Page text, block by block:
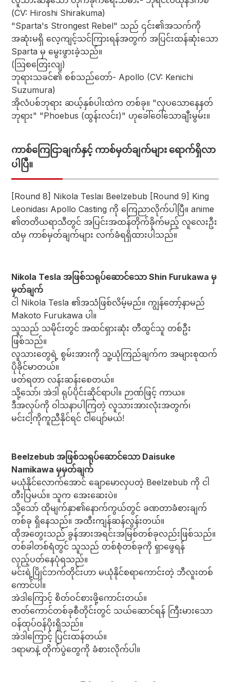
(CV: Hiroshi Shirakuma)
"Sparta's Strongest Rebel" သည် ၎င်း၏အသက်ကို
အဆုံးမရှိ လေ့ကျင့်သင်ကြားရန်အတွက် အပြင်းထန်ဆုံးသော
Sparta မှ မွေးဖွားခဲ့သည်။
(သြစတြေးလျ)
ဘုရားသခင်၏ စစ်သည်တော်- Apollo (CV: Kenichi
Suzumura)
အိုလံပစ်ဘုရား ဆယ့်နှစ်ပါးထဲက တစ်ခု။ "လှပသောနေနတ်
ဘုရား" "Phoebus (ထွန်းလင်း)" ဟုခေါ်ဝေါ်သောချီးမွမ်း။
ကာစ်ကြေငြာချက်နှင့် ကာစ်မှတ်ချက်များ ရောက်ရှိလာ
ပါပြီ။
[Round 8] Nikola Tesla၊ Beelzebub [Round 9] King
Leonidas၊ Apollo Casting ကို ကြေညာလိုက်ပါပြီ။ anime
၏တတိယရာသီတွင် အပြင်းအထန်တိုက်ခိုက်မည့် လူလေးဦး
ထံမှ ကာစ်မှတ်ချက်များ လက်ခံရရှိထားပါသည်။
Nikola Tesla အဖြစ်သရုပ်ဆောင်သော Shin Furukawa မှ
မှတ်ချက်
ငါ Nikola Tesla ၏အသံဖြစ်လိမ့်မည်။ ကျွန်တော့်နာမည်
Makoto Furukawa ပါ။
သူသည် သမိုင်းတွင် အထင်ရှားဆုံး တီထွင်သူ တစ်ဦး
ဖြစ်သည်။
လူသားတွေရဲ့ စွမ်းအားကို သူ့ယုံကြည်ချက်က အများစုထက်
ပိုခိုင်မာတယ်။
ဖတ်ရတာ လန်းဆန်းစေတယ်။
သို့သော်၊ အဲဒါ ရုပ်ပိုင်းဆိုင်ရာပါ။ ဉာဏ်ဖြင့် ကာယ။
ဒီအလုပ်ကို ဝါသနာပါကြတဲ့ လူသားအားလုံးအတွက်၊
မင်းငါ့ကိုကူညီနိုင်ရင် ငါပျော်မယ်!
Beelzebub အဖြစ်သရုပ်ဆောင်သော Daisuke
Namikawa မှမှတ်ချက်
မယုံနိုင်လောက်အောင် ချောမောလှပတဲ့ Beelzebub ကို ငါ
တီးပြမယ်။ သူက အေးဆေးပဲ။
သို့သော် ထိုမျက်နှာ၏နောက်ကွယ်တွင် ခဏတာခံစားချက်
တစ်ခု ရှိနေသည်။ အထီးကျန်ဆန်လွန်းတယ်။
ထိုအတွေးသည် ခွန်အားအရင်းအမြစ်တစ်ခုလည်းဖြစ်သည်။
တစ်ခါတစ်ရံတွင် သူသည် တစ်စုံတစ်ခုကို ရှာဖွေရန်
လှည့်ပတ်နေပုံရသည်။
မင်းရဲ့ပြိုင်ဘက်တိုင်းဟာ မယုံနိုင်စရာကောင်းတဲ့ ဘီလူးတစ်
ကောင်ပါ။
အဲဒါကြောင့် စိတ်ဝင်စားဖို့ကောင်းတယ်။
ဇာတ်ကောင်တစ်ခုစီတိုင်းတွင် သယ်ဆောင်ရန် ကြီးမားသော
ဝန်ထုပ်ဝန်ပိုးရှိသည်။
အဲဒါကြောင့် ပြင်းထန်တယ်။
ဒရာမာနဲ့ တိုက်ပွဲတွေကို ခံစားလိုက်ပါ။